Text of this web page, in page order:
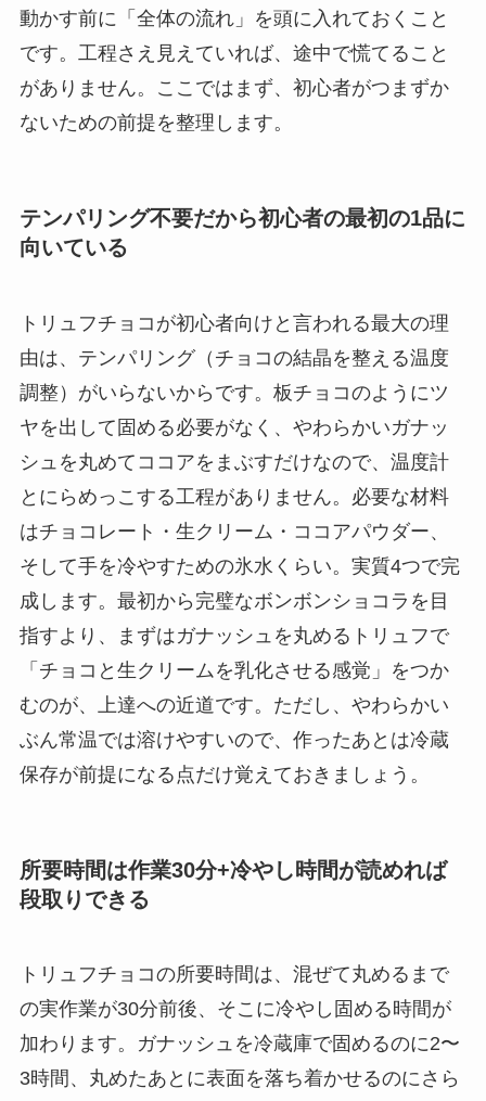
動かす前に「全体の流れ」を頭に入れておくこと
です。工程さえ見えていれば、途中で慌てること
がありません。ここではまず、初心者がつまずか
ないための前提を整理します。
テンパリング不要だから初心者の最初の1品に
向いている
トリュフチョコが初心者向けと言われる最大の理
由は、テンパリング（チョコの結晶を整える温度
調整）がいらないからです。板チョコのようにツ
ヤを出して固める必要がなく、やわらかいガナッ
シュを丸めてココアをまぶすだけなので、温度計
とにらめっこする工程がありません。必要な材料
はチョコレート・生クリーム・ココアパウダー、
そして手を冷やすための氷水くらい。実質4つで完
成します。最初から完璧なボンボンショコラを目
指すより、まずはガナッシュを丸めるトリュフで
「チョコと生クリームを乳化させる感覚」をつか
むのが、上達への近道です。ただし、やわらかい
ぶん常温では溶けやすいので、作ったあとは冷蔵
保存が前提になる点だけ覚えておきましょう。
所要時間は作業30分+冷やし時間が読めれば
段取りできる
トリュフチョコの所要時間は、混ぜて丸めるまで
の実作業が30分前後、そこに冷やし固める時間が
加わります。ガナッシュを冷蔵庫で固めるのに2〜
3時間、丸めたあとに表面を落ち着かせるのにさら